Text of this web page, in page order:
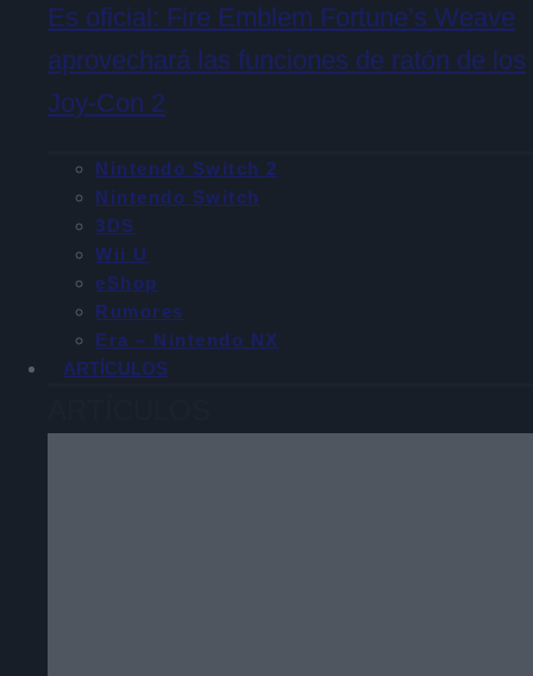
Es oficial: Fire Emblem Fortune’s Weave
aprovechará las funciones de ratón de los
Joy-Con 2
Nintendo Switch 2
Nintendo Switch
3DS
Wii U
eShop
Rumores
Era – Nintendo NX
ARTÍCULOS